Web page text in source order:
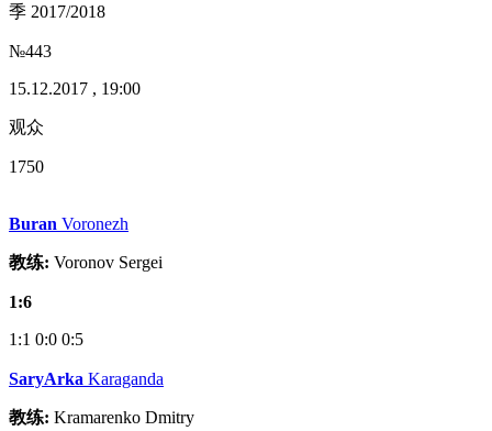
季 2017/2018
№443
15.12.2017 , 19:00
观众
1750
Buran Voronezh
教练: Voronov Sergei
1:6
1:1 0:0 0:5
SaryArka Karaganda
教练: Kramarenko Dmitry